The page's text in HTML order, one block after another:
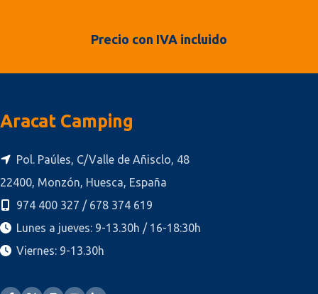
Precio con IVA incluido
Aracat Camping
Pol. Paúles, C/Valle de Añisclo, 48
22400, Monzón, Huesca, España
974 400 327 / 678 374 619
Lunes a jueves: 9-13.30h / 16-18:30h
Viernes: 9-13.30h